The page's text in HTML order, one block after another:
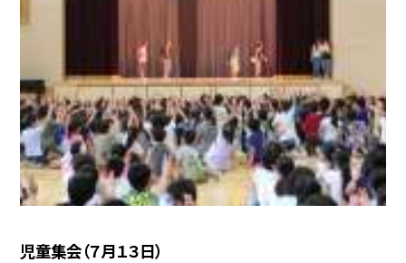
児童集会（７月１３日）